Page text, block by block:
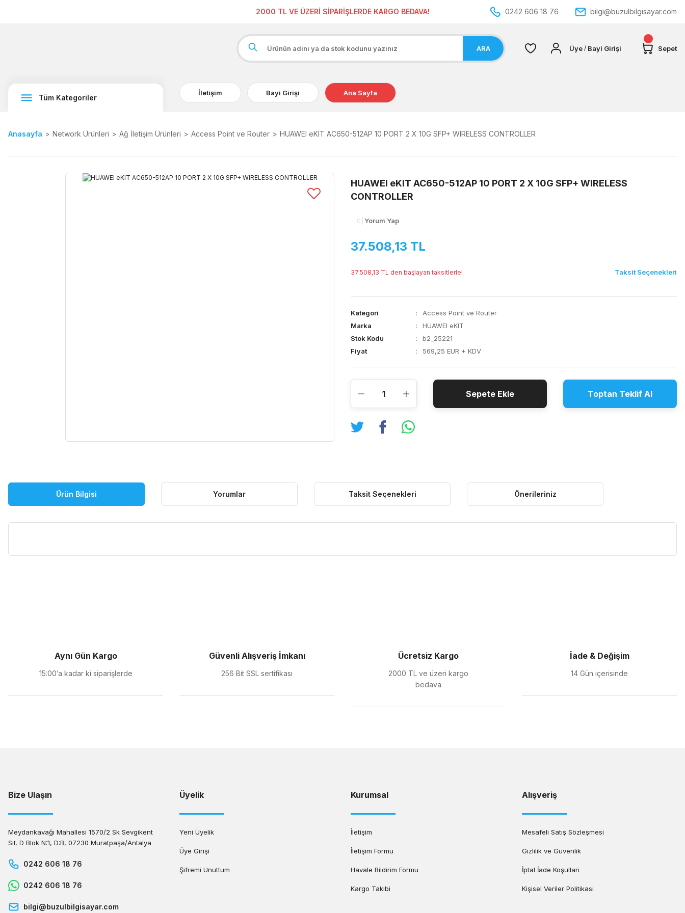
2000 TL VE ÜZERİ SİPARİŞLERDE KARGO BEDAVA! 0242 606 18 76 bilgi@buzulbilgisayar.com
ARA Üye / Bayi Girişi Sepet
Tüm Kategoriler
İletişim Bayi Girişi Ana Sayfa
Anasayfa Network Ürünleri Ağ İletişim Ürünleri Access Point ve Router HUAWEI eKIT AC650-512AP 10 PORT 2 X 10G SFP+ WIRELESS CONTROLLER
HUAWEI eKIT AC650-512AP 10 PORT 2 X 10G SFP+ WIRELESS
CONTROLLER
0 Yorum Yap
37.508,13 TL
37.508,13 TL den başlayan taksitlerle! Taksit Seçenekleri
Kategori
Access Point ve Router
Marka
HUAWEI eKIT
Stok Kodu
b2_25221
Fiyat
569,25 EUR + KDV
Sepete Ekle Toptan Teklif Al
Ürün Bilgisi Yorumlar Taksit Seçenekleri Önerileriniz
Ürün fiyatı diğer sitelerden daha pahalı.
Bu ürüne benzer farklı alternatifler olmalı.
Aynı Gün Kargo
15:00’a kadar ki siparişlerde
Güvenli Alışveriş İmkanı
256 Bit SSL sertifikası
Ücretsiz Kargo
2000 TL ve üzeri kargo
bedava
İade & Değişim
14 Gün içerisinde
Bize Ulaşın
Meydankavağı Mahallesi 1570/2 Sk Sevgikent
Sit. D Blok N:1, D:B, 07230 Muratpaşa/Antalya
0242 606 18 76
0242 606 18 76
bilgi@buzulbilgisayar.com
Üyelik
Yeni Üyelik
Üye Girişi
Şifremi Unuttum
Kurumsal
İletişim
İletişim Formu
Havale Bildirim Formu
Kargo Takibi
Alışveriş
Mesafeli Satış Sözleşmesi
Gizlilik ve Güvenlik
İptal İade Koşullari
Kişisel Veriler Politikası